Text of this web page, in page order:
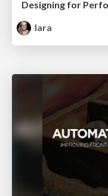
Designing for
lara